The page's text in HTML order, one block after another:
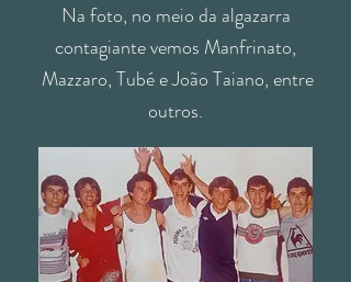
Na foto, no meio da algazarra
contagiante vemos Manfrinato,
Mazzaro, Tubé e João Taiano, entre
outros.